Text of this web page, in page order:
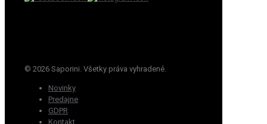
© 2026 Saporini. Všetky práva vyhradené.
Novinky
Predajne
GDPR
Kontakt